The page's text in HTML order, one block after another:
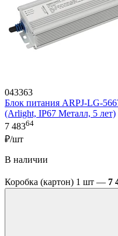
043363
Блок питания ARPJ-LG-
(Arlight, IP67 Металл, 5 лет)
7 48364
₽/шт
В наличии
Коробка (картон) 1 шт — 7